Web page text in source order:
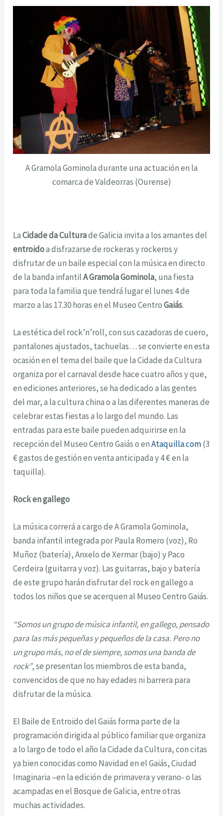
A Gramola Gominola durante una actuación en la
comarca de Valdeorras (Ourense)
LaCidade da Culturade Galicia invita a los amantes del
entroidoa disfrazarse de rockeras y rockeros y
disfrutar de un baile especial con la música en directo
de la banda infantilA Gramola Gominola, una fiesta
para toda la familia que tendrá lugar el lunes 4 de
marzo a las 17.30 horas en el Museo CentroGaiás.
La estética del rock’n’roll, con sus cazadoras de cuero,
pantalones ajustados, tachuelas… se convierte en esta
ocasión en el tema del baile que la Cidade da Cultura
organiza por el carnaval desde hace cuatro años y que,
en ediciones anteriores, se ha dedicado a las gentes
del mar, a la cultura china o a las diferentes maneras de
celebrar estas fiestas a lo largo del mundo. Las
entradas para este baile pueden adquirirse en la
recepción del Museo Centro Gaiás o enAtaquilla.com(3
€ gastos de gestión en venta anticipada y 4 € en la
taquilla).
Rock en gallego
La música correrá a cargo de A Gramola Gominola,
banda infantil integrada por Paula Romero (voz), Ro
Muñoz (batería), Anxelo de Xermar (bajo) y Paco
Cerdeira (guitarra y voz). Las guitarras, bajo y batería
de este grupo harán disfrutar del rock en gallego a
todos los niños que se acerquen al Museo Centro Gaiás.
“Somos un grupo de música infantil, en gallego, pensado
para las más pequeñas y pequeños de la casa. Pero no
un grupo más, no el de siempre, somos una banda de
rock”, se presentan los miembros de esta banda,
convencidos de que no hay edades ni barrera para
disfrutar de la música.
El Baile de Entroido del Gaiás forma parte de la
programación dirigida al público familiar que organiza
a lo largo de todo el año la Cidade da Cultura, con citas
ya bien conocidas como Navidad en el Gaiás, Ciudad
Imaginaria –en la edición de primavera y verano- o las
acampadas en el Bosque de Galicia, entre otras
muchas actividades.